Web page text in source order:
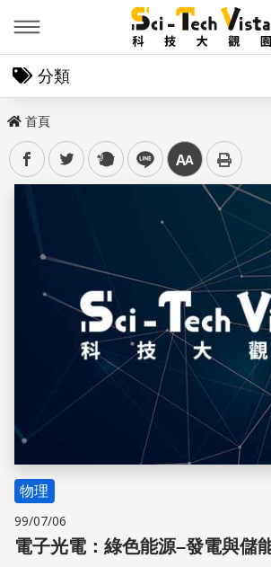
分類
首頁
facebooktwitter plurk line 中
物理
99/07/06
電子光電：綠色能源–發電與儲